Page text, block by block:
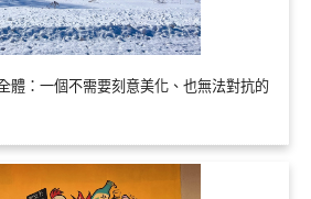
體：一個不需要刻意美化、也無法對抗的